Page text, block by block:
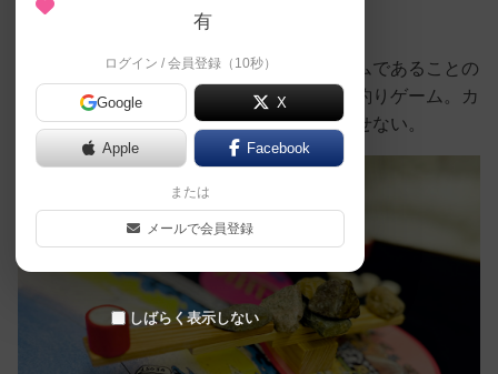
カタンが発明されたその年、アナログゲームであることの
アイデンティティを守るために誕生した魚釣りゲーム。カ
タンと同期って事に色んな意味で驚きを隠せない。
有
ログイン / 会員登録（10秒）
Google X
Apple Facebook
または
メールで会員登録
しばらく表示しない